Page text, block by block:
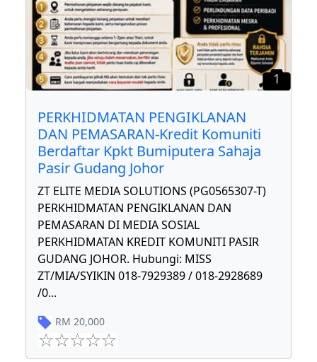
1
PERKHIDMATAN PENGIKLANAN
DAN PEMASARAN-Kredit Komuniti
Berdaftar Kpkt Bumiputera Sahaja
Pasir Gudang Johor
ZT ELITE MEDIA SOLUTIONS (PG0565307-T)
PERKHIDMATAN PENGIKLANAN DAN
PEMASARAN DI MEDIA SOSIAL
PERKHIDMATAN KREDIT KOMUNITI PASIR
GUDANG JOHOR. Hubungi: MISS
ZT/MIA/SYIKIN 018-7929389 / 018-2928689
/0...
RM 20,000